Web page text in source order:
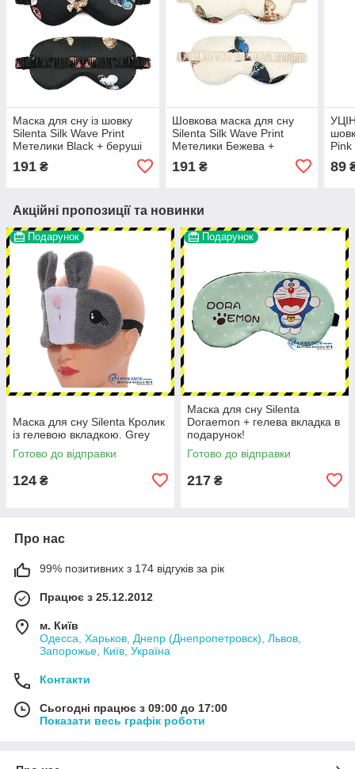
Маска для сну із шовку
Silenta Silk Wave Print
Метелики Black + беруші
191 ₴
Шовкова маска для сну
Silenta Silk Wave Print
Метелики Бежева +
191₴ 89
Акційні пропозиції та новинки
Подарунок
Маска для сну Silenta Кролик
із гелевою вкладкою. Grey
Готово до відправки
124 ₴
Подарунок
Маска для сну Silenta
Doraemon + гелева вкладка в
подарунок!
Готово до відправки
217 ₴
Про нас
99% позитивних з 174 відгуків за рік
Працює з 25.12.2012
м. Київ
Одесса, Харьков, Днепр (Днепропетровск), Львов,
Запорожье, Київ, Україна
Контакти
Сьогодні працює з 09:00 до 17:00
Показати весь графік роботи